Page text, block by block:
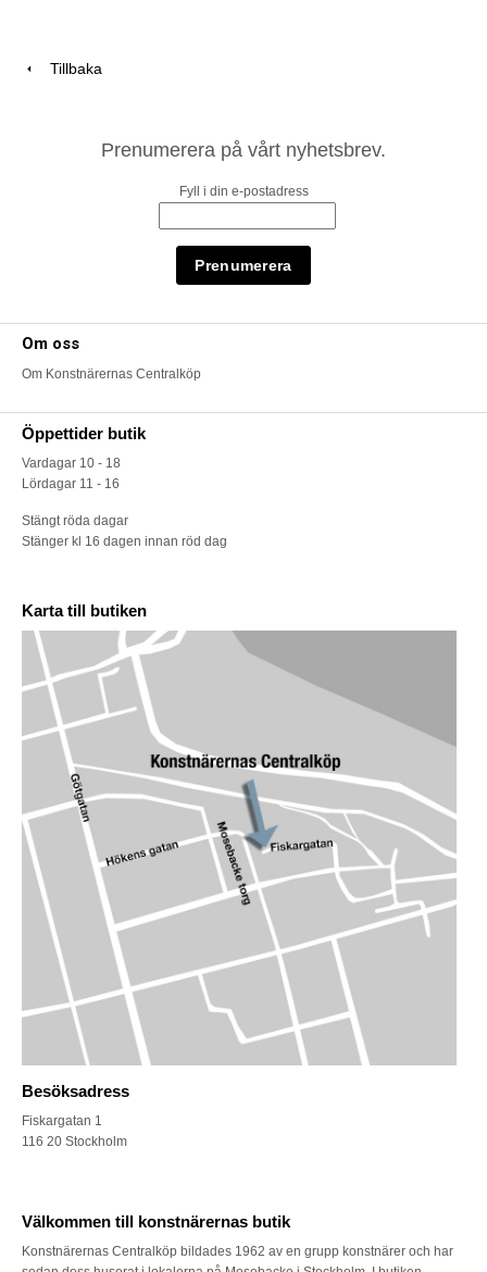
Tillbaka
Prenumerera på vårt nyhetsbrev.
Fyll i din e-postadress
Om oss
Om Konstnärernas Centralköp
Öppettider butik
Vardagar 10 - 18
Lördagar 11 - 16
Stängt röda dagar
Stänger kl 16 dagen innan röd dag
Karta till butiken
Besöksadress
Fiskargatan 1
116 20 Stockholm
Välkommen till konstnärernas butik
Konstnärernas Centralköp bildades 1962 av en grupp konstnärer och har